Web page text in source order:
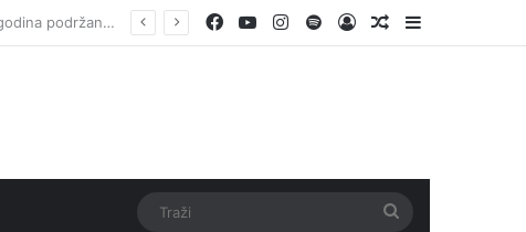
Otvorene prijave za Bingo Festival Fits: Odaberite outfit s omiljenim influencerom i zablistajte na Crvenom tepihu Sarajevo Film Festivala Facebook
YouTubeInstagram
SpotifyLog InRandom Article
Sidebar